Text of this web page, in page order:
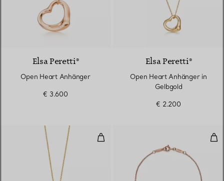
2 Materialien
Elsa Peretti®
Open Heart Anhänger
€ 3.600
Elsa Peretti®
Open Heart Anhänger in
Gelbgold
€ 2.200
Open Heart Anhänger in